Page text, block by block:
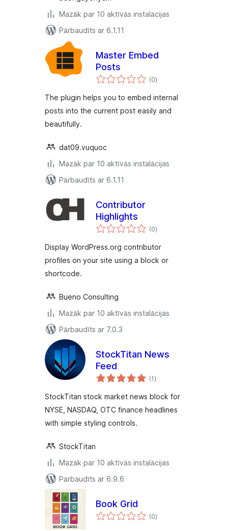
Mazāk par 10 aktīvās instalācijas
Pārbaudīts ar 6.1.11
Master Embed
Posts
(0vērtējumu
kopsumma
)
The plugin helps you to embed internal
posts into the current post easily and
beautifully.
dat09.vuquoc
Mazāk par 10 aktīvās instalācijas
Pārbaudīts ar 6.1.11
Contributor
Highlights
(0vērtējumu
kopsumma
)
Display WordPress.org contributor
profiles on your site using a block or
shortcode.
Bueno Consulting
Mazāk par 10 aktīvās instalācijas
Pārbaudīts ar 7.0.3
StockTitan News
Feed
(1vērtējumu
kopsumma
)
StockTitan stock market news block for
NYSE, NASDAQ, OTC finance headlines
with simple styling controls.
StockTitan
Mazāk par 10 aktīvās instalācijas
Pārbaudīts ar 6.9.6
Book Grid
(0vērtējumu
kopsumma
)